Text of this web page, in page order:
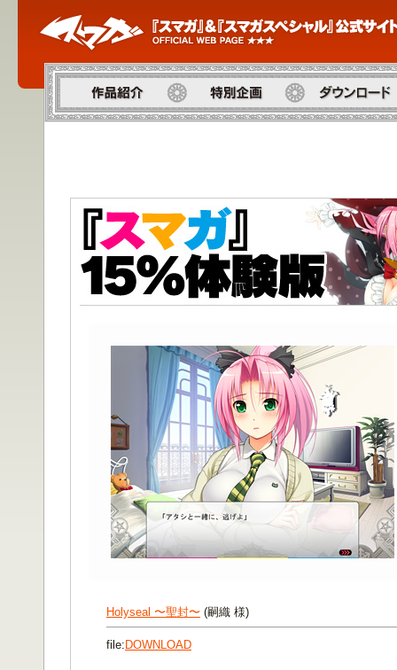
Holyseal 〜聖封〜 (嗣織 様)
file: DOWNLOAD